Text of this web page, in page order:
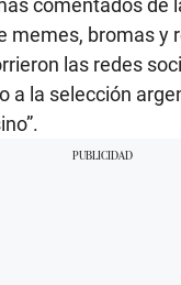
memes, bromas y
las redes
a la selección